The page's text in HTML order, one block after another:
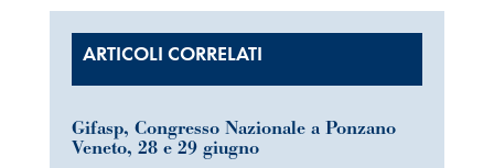
ARTICOLI CORRELATI
Gifasp, Congresso Nazionale a Ponzano
Veneto, 28 e 29 giugno